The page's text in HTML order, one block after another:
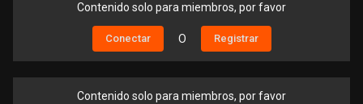
Contenido solo para miembros, por favor
Conectar O Registrar
Contenido solo para miembros, por favor